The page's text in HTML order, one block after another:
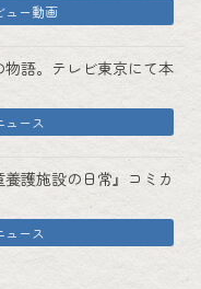
ュー動画
語。テレビ東京にて本
ュース
護施設の日常』コミカ
ュース